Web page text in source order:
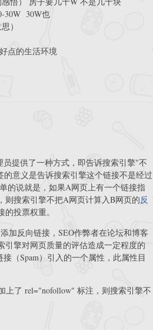
30W 30W也
）
点的生活环境
提供了一种方式，即告诉搜索引擎"不
意义是告诉搜索引擎这个链接不是经过
说就是，如果A网页上有一个链接指
则搜索引擎不把A网页计算入B网页的反
投票权重。
加反向链接，SEO作弊者在论坛和博客
擎对网页质量的评估造成一定程度的
（Spam）引入的一个属性，此属性目
上了 rel="nofollow" 标注，则搜索引擎不